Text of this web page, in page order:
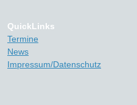
QuickLinks
Termine
News
Impressum/Datenschutz